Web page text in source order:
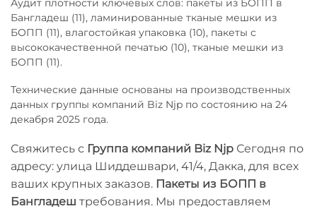
Аудит плотности ключевых слов: пакеты из БОПП в
Бангладеш (11), ламинированные тканые мешки из
БОПП (11), влагостойкая упаковка (10), пакеты с
высококачественной печатью (10), тканые мешки из
БОПП (11).
Технические данные основаны на производственных
данных группы компаний Biz Njp по состоянию на 24
декабря 2025 года.
Свяжитесь с Группа компаний Biz Njp Сегодня по
адресу: улица Шиддешвари, 41/4, Дакка, для всех
ваших крупных заказов. Пакеты из БОПП в
Бангладеш требования. Мы предоставляем